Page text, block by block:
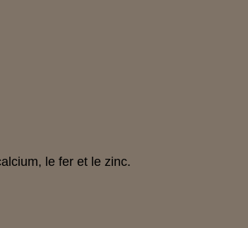
le fer et le zinc.